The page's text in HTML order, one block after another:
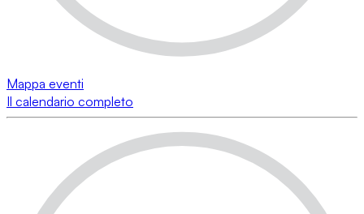
Mappa eventi
Il calendario completo